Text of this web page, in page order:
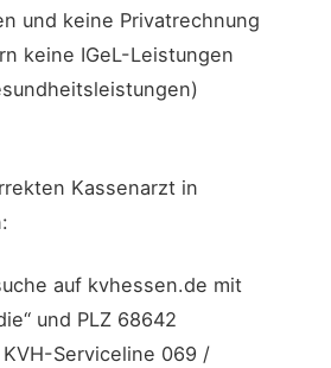
und keine Privatrechnung
keine IGeL-Leistungen
Kassenarzt in
auf kvhessen.de mit
und PLZ 68642
Serviceline 069 /